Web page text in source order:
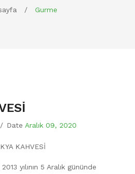
/ Gurme
/ Date Aralık 09, 2020
KAHVESİ
yılının 5 Aralık gününde